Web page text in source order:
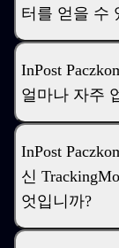
터를 얻을 수
InPost
얼마나 자주
InPost
신
엇입니까?